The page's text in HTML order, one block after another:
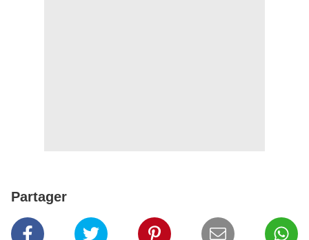
Partager